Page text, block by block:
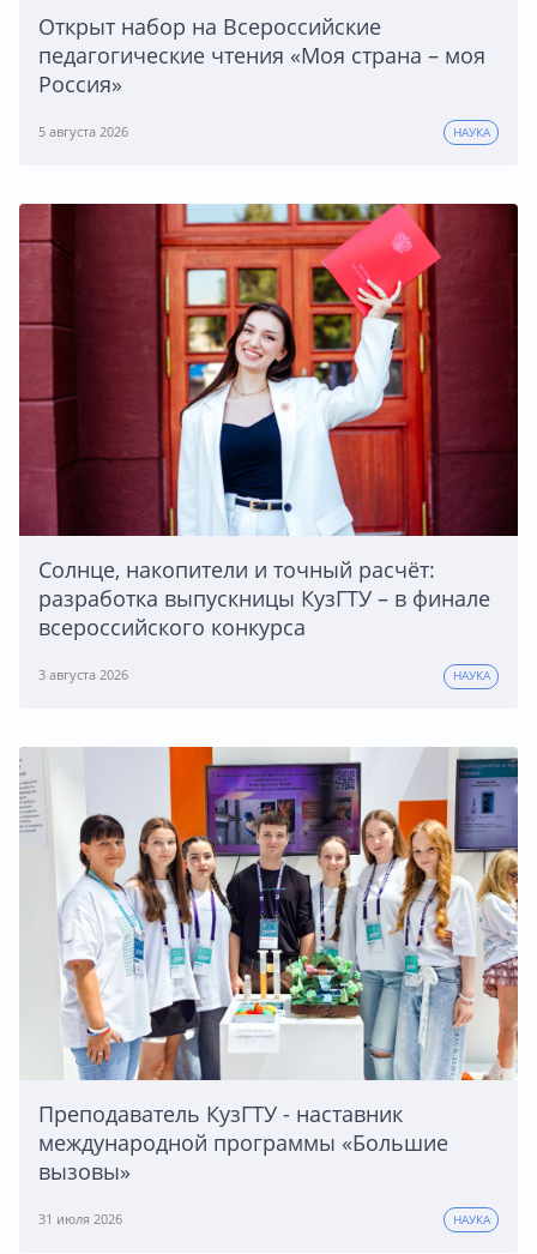
Открыт набор на Всероссийские
педагогические чтения «Моя страна – моя
Россия»
5 августа 2026 НАУКА
Солнце, накопители и точный расчёт:
разработка выпускницы КузГТУ – в финале
всероссийского конкурса
3 августа 2026 НАУКА
Преподаватель КузГТУ - наставник
международной программы «Большие
вызовы»
31 июля 2026 НАУКА